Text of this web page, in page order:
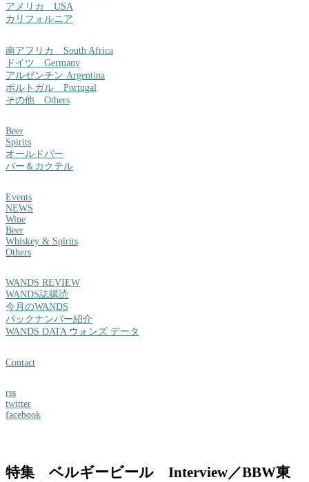
アメリカ USA
カリフォルニア
南アフリカ South Africa
ドイツ Germany
アルゼンチン Argentina
ポルトガル Portugal
その他 Others
Beer
Spirits
オールドパー
バー＆カクテル
Events
NEWS
Wine
Beer
Whiskey & Spirits
Others
WANDS REVIEW
WANDS誌購読
今月のWANDS
バックナンバー紹介
WANDS DATA ウォンズ データ
Contact
rss
twitter
facebook
特集 ベルギービール Interview／BBW東